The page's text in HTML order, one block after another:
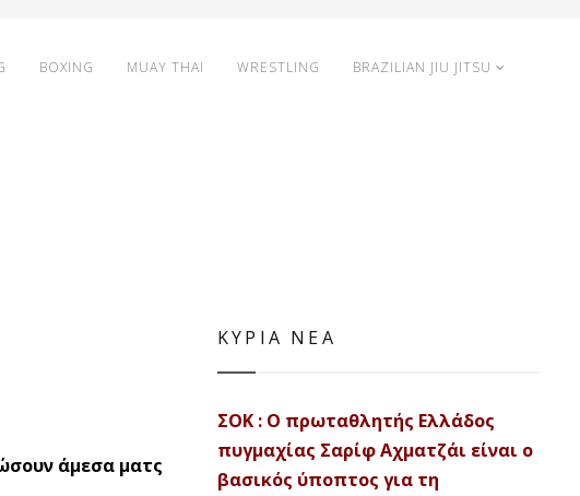
BOXING MUAY THAI WRESTLING BRAZILIAN JIU JITSU
άμεσα ματς
ΚΥΡΙΑ ΝΕΑ
ΣΟΚ : Ο πρωταθλητής Ελλάδος
πυγμαχίας Σαρίφ Αχματζάι είναι ο
βασικός ύποπτος για τη